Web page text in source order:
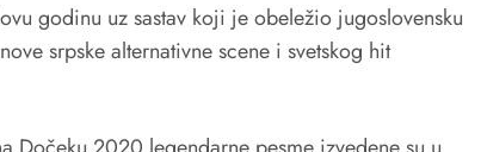
godinu uz sastav koji je obeležio jugoslovensku
srpske alternativne scene i svetskog hit